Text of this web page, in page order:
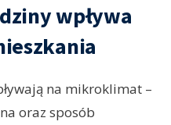
wpływa
na mikroklimat –
oraz sposób